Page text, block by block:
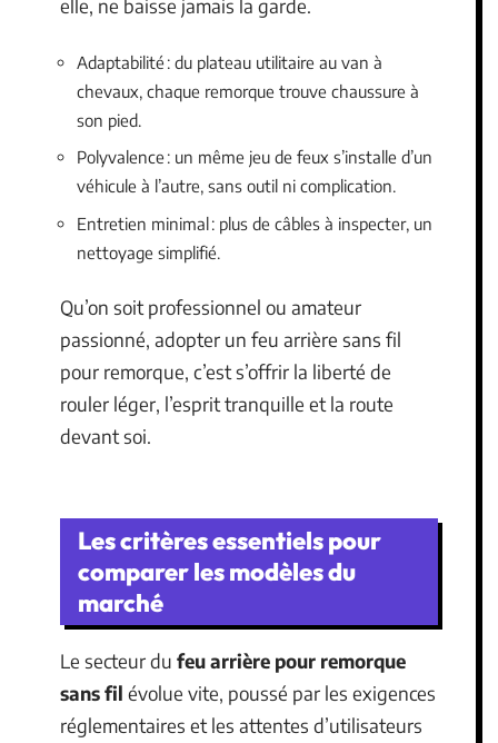
elle, ne baisse jamais la garde.
Adaptabilité : du plateau utilitaire au van à
chevaux, chaque remorque trouve chaussure à
son pied.
Polyvalence : un même jeu de feux s’installe d’un
véhicule à l’autre, sans outil ni complication.
Entretien minimal : plus de câbles à inspecter, un
nettoyage simplifié.
Qu’on soit professionnel ou amateur
passionné, adopter un feu arrière sans fil
pour remorque, c’est s’offrir la liberté de
rouler léger, l’esprit tranquille et la route
devant soi.
Les critères essentiels pour
comparer les modèles du
marché
Le secteur du feu arrière pour remorque
sans fil évolue vite, poussé par les exigences
réglementaires et les attentes d’utilisateurs